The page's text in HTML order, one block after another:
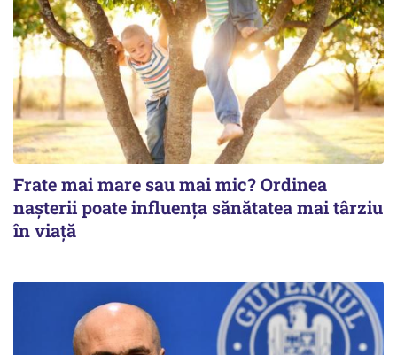
Frate mai mare sau mai mic? Ordinea
nașterii poate influența sănătatea mai târziu
în viață